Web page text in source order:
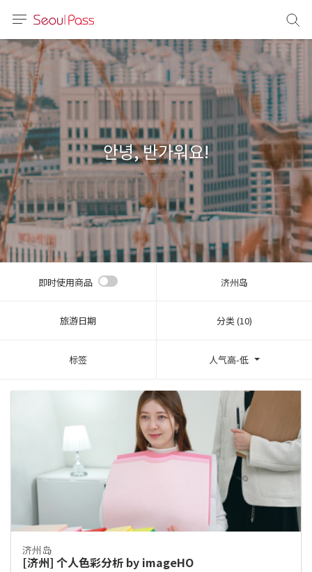
体)
文 (台灣)
안녕, 반가워요!
即时使用商品 济州岛
旅游日期 分类 (10)
标签 人气高-低
济州岛
[济州] 个人色彩分析 by imageHO